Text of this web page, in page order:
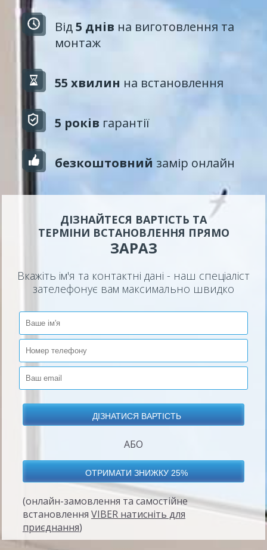
Від5 днів на виготовлення та
монтаж
55 хвилин на встановлення
5 років гарантії
безкоштовний замір онлайн
ДІЗНАЙТЕСЯ ВАРТІСТЬ ТА
ТЕРМІНИ ВСТАНОВЛЕННЯ ПРЯМО
ЗАРАЗ
Вкажіть ім'я та контактні дані - наш спеціаліст
зателефонує вам максимально швидко
АБО
(онлайн-замовлення та самостійне
встановлення VIBER натисніть для
приєднання)